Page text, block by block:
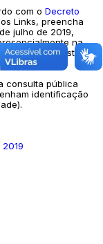
com o Decreto
Links, preencha
julho de 2019,
na
Tibério Fausto,
horas.
consulta pública
identificação